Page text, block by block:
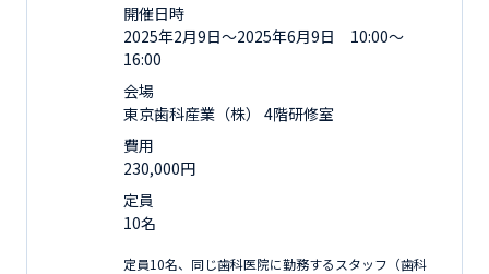
開催日時
2025年2月9日〜2025年6月9日 10:00～
16:00
会場
東京歯科産業（株） 4階研修室
費用
230,000円
定員
10名
定員10名、同じ歯科医院に勤務するスタッフ（歯科